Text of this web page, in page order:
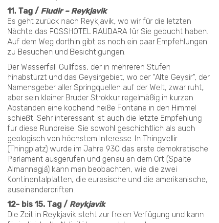
11. Tag / Fludir – Reykjavik
Es geht zurück nach Reykjavik, wo wir für die letzten
Nächte das FOSSHOTEL RAUDARA für Sie gebucht haben.
Auf dem Weg dorthin gibt es noch ein paar Empfehlungen
zu Besuchen und Besichtigungen.
Der Wasserfall Gullfoss, der in mehreren Stufen
hinabstürzt und das Geysirgebiet, wo der “Alte Geysir”, der
Namensgeber aller Springquellen auf der Welt, zwar ruht,
aber sein kleiner Bruder Strokkur regelmäßig in kurzen
Abständen eine kochend heiße Fontäne in den Himmel
schießt. Sehr interessant ist auch die letzte Empfehlung
für diese Rundreise. Sie sowohl geschichtlich als auch
geologisch von höchstem Interesse. In Thingvellir
(Thingplatz) wurde im Jahre 930 das erste demokratische
Parlament ausgerufen und genau an dem Ort (Spalte
Almannagjá) kann man beobachten, wie die zwei
Kontinentalplatten, die eurasische und die amerikanische,
auseinanderdriften.
12- bis 15. Tag / Reykjavik
Die Zeit in Reykjavik steht zur freien Verfügung und kann